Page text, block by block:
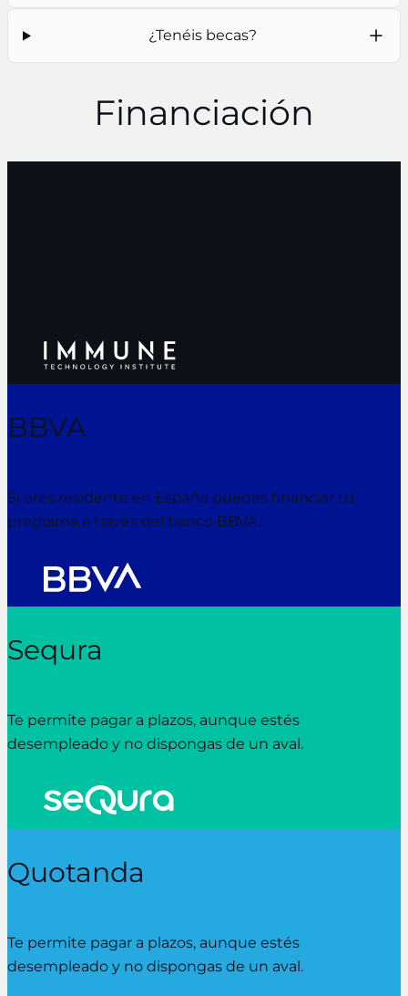
¿Tenéis becas?
Financiación
BBVA
Si eres residente en España puedes financiar tu
programa a través del banco BBVA.
Sequra
Te permite pagar a plazos, aunque estés
desempleado y no dispongas de un aval.
Quotanda
Te permite pagar a plazos, aunque estés
desempleado y no dispongas de un aval.